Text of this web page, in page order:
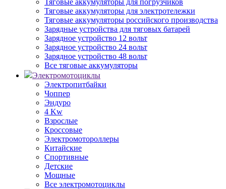
Тяговые аккумуляторы для погрузчиков
Тяговые аккумуляторы для электротележки
Тяговые аккумуляторы российского производства
Зарядные устройства для тяговых батарей
Зарядное устройство 12 вольт
Зарядное устройство 24 вольт
Зарядное устройство 48 вольт
Все тяговые аккумуляторы
Электромотоциклы
Электропитбайки
Чоппер
Эндуро
4 Kw
Взрослые
Кроссовые
Электромотороллеры
Китайские
Спортивные
Детские
Мощные
Все электромотоциклы